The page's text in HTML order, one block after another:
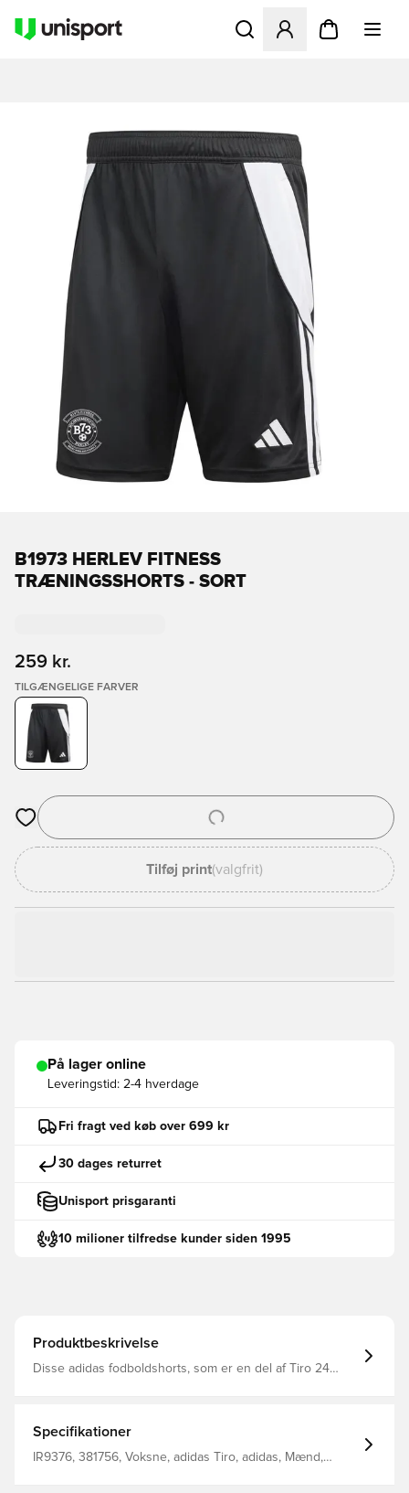
Åbner en Modal til at
B1973 HERLEV FITNESS
TRÆNINGSSHORTS - SORT
259 kr.
TILGÆNGELIGE FARVER
Åbner en Modal til at logge ind eller tilmelde dig som medlem
Tilføj print(valgfrit)
På lager online
Leveringstid: 2-4 hverdage
Fri fragt ved køb over 699 kr
30 dages returret
Unisport prisgaranti
10 milioner tilfredse kunder siden 1995
Produktbeskrivelse
Disse adidas fodboldshorts, som er en del af Tiro 24
når du er i fuld fart Normal pasform Fremstillet i 100%
genanvendt polyester.
Specifikationer
IR9376, 381756, Voksne, adidas Tiro, adidas, Mænd,